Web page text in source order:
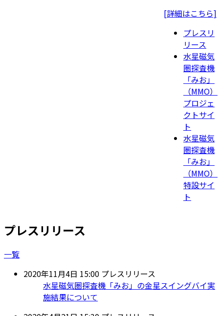
[詳細はこちら]
プレスリ
リース
水星磁気
圏探査機
「みお」
（MMO）
プロジェ
クトサイ
ト
水星磁気
圏探査機
「みお」
（MMO）
特設サイ
ト
プレスリリース
一覧
2020年11月4日 15:00 プレスリリース
水星磁気圏探査機「みお」の金星スイングバイ実
施結果について